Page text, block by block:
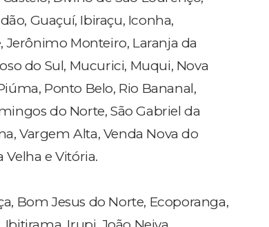
Guaçuí, Ibiraçu, Iconha,
Jerônimo Monteiro, Laranja da
do Sul, Mucurici, Muqui, Nova
Ponto Belo, Rio Bananal,
do Norte, São Gabriel da
Vargem Alta, Venda Nova do
Velha e Vitória.
Bom Jesus do Norte, Ecoporanga,